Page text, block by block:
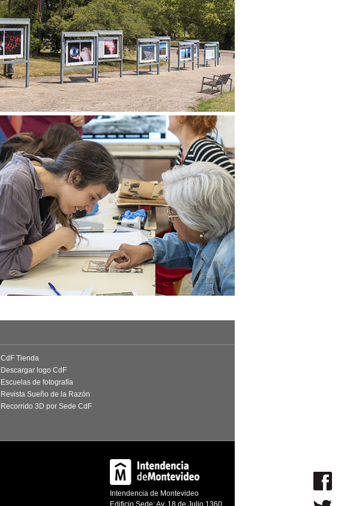
CdF Tienda
Descargar logo CdF
Escuelas de fotografía
Revista Sueño de la Razón
Recorrido 3D por Sede CdF
Intendencia de Montevideo
Edificio Sede: Av. 18 de Julio 1360